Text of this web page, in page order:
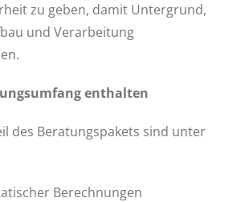
zu geben, damit Untergrund,
und Verarbeitung
enthalten
des Beratungspakets sind unter
Berechnungen